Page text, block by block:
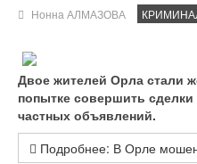
Нонна АЛМАЗОВА
Двое жителей Орла стали
попытке совершить
частных объявлений.
Подробнее: В Орле